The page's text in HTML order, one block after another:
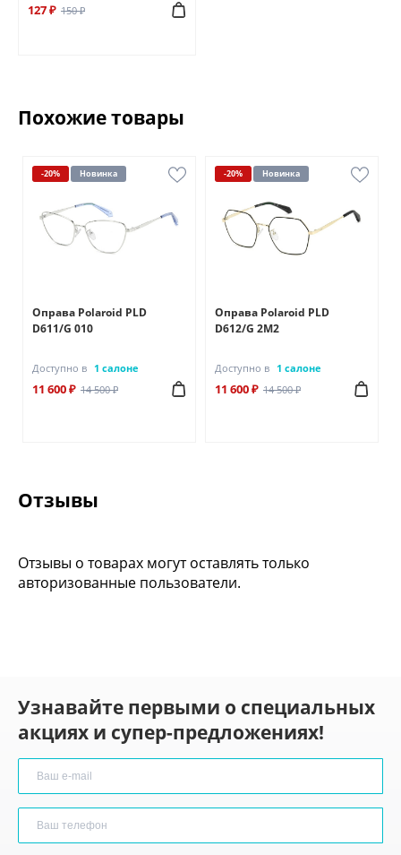
127 ₽ 150 ₽
Похожие товары
-20% Новинка
Оправа Polaroid PLD
D611/G 010
Доступно в 1 салоне
11 600 ₽ 14 500 ₽
-20% Новинка
Оправа Polaroid PLD
D612/G 2M2
Доступно в 1 салоне
11 600 ₽ 14 500 ₽
Отзывы
Отзывы о товарах могут оставлять только
авторизованные пользователи.
Узнавайте первыми о специальных
акциях и супер-предложениях!